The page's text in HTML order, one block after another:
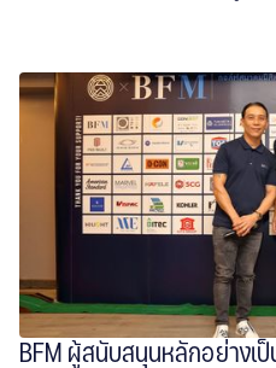
BFM ผู้สนับสนุนหลักอย่างเ